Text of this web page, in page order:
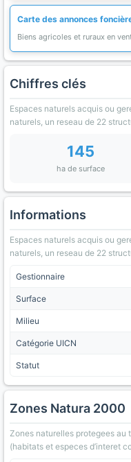
Carte des annonces
Biens agricoles et ruraux en
Chiffres clés
Espaces naturels acquis ou
naturels, un reseau de 22
145
ha de surface
Informations
Espaces naturels acquis ou
naturels, un reseau de 22
Gestionnaire
Surface
Milieu
Catégorie UICN
Statut
Zones Natura 2000
Zones naturelles protegees
(habitats et especes d’interet